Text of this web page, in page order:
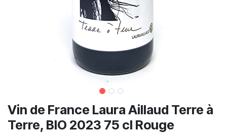
Vin de France Laura Aillaud Terre à
Terre, BIO 2023 75 cl Rouge